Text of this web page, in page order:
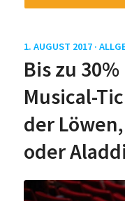
1. AUGUST 2017 ·
Bis zu
Musical-
der
oder